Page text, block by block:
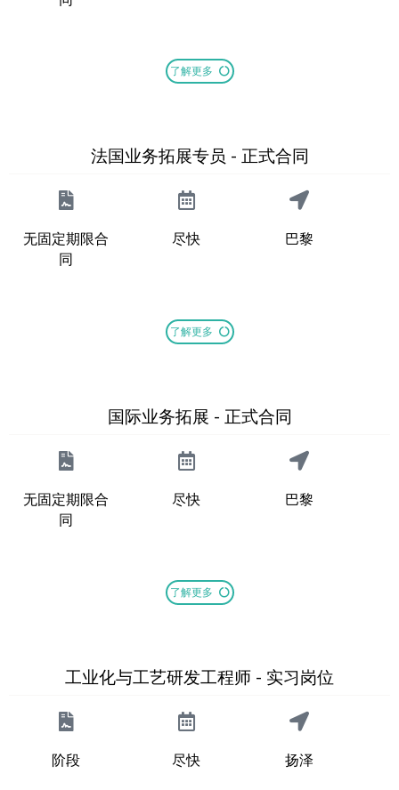
了解更多
法国业务拓展专员 - 正式合同
无固定期限合
同
尽快 巴黎
了解更多
国际业务拓展 - 正式合同
无固定期限合
同
尽快 巴黎
了解更多
工业化与工艺研发工程师 - 实习岗位
阶段 尽快 扬泽